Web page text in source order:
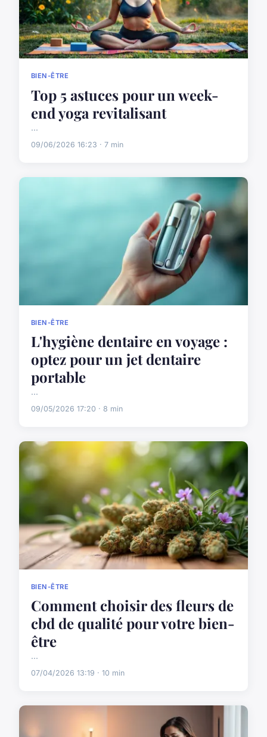
BIEN-ÊTRE
Top 5 astuces pour un week-
end yoga revitalisant
...
09/06/2026 16:23 · 7 min
BIEN-ÊTRE
L'hygiène dentaire en voyage :
optez pour un jet dentaire
portable
...
09/05/2026 17:20 · 8 min
BIEN-ÊTRE
Comment choisir des fleurs de
cbd de qualité pour votre bien-
être
...
07/04/2026 13:19 · 10 min